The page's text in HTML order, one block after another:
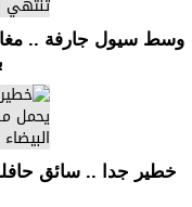
وسط سيول جارفة ..
خطير جدا .. سائق